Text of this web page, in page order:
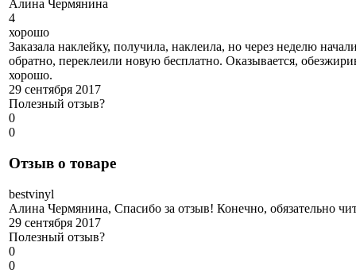
Алина Чермянина
4
хорошо
Заказала наклейку, получила, наклеила, но через неделю
обратно, переклеили новую бесплатно. Оказывается,
хорошо.
29 сентября 2017
Полезный отзыв?
0
0
Отзыв о товаре
bestvinyl
Алина Чермянина, Спасибо за отзыв! Конечно, обязательно
29 сентября 2017
Полезный отзыв?
0
0